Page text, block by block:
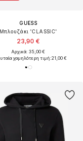
GUESS
Μπλουζάκι 'CLASSIC'
23,90 €
Αρχικά: 35,00 €
χαμηλότερη τιμή:21,00 €